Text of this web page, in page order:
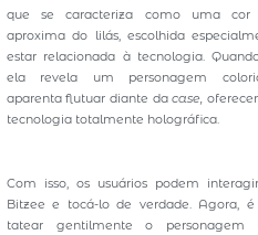
que se caracteriza como uma cor
aproxima do lilás, escolhida
estar relacionada à tecnologia.
ela revela um personagem
aparenta flutuar diante dacase,
tecnologia totalmente holográfica.
Com isso, os usuários podem
Bitzee e tocá-lo de verdade. Agora, é
tatear gentilmente o personagem